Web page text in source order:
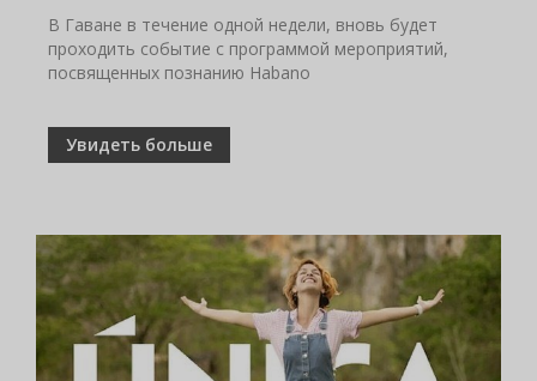
В Гаване в течение одной недели, вновь будет
проходить событие с программой мероприятий,
посвященных познанию Habano
Увидеть больше